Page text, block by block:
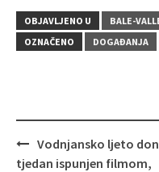
OBJAVLJENO U BALE-
OZNAČENO
DOGAĐANJA
Navigacija
objava
Vodnjansko ljeto
tjedan ispunjen filmom,